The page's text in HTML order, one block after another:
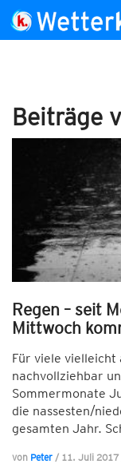
Beiträge
Regen – seit
Mittwoch
Für viele
nachvollziehbar
Sommermonate
die nassesten/
gesamten Jahr.
von Peter / 11. Juli 2017